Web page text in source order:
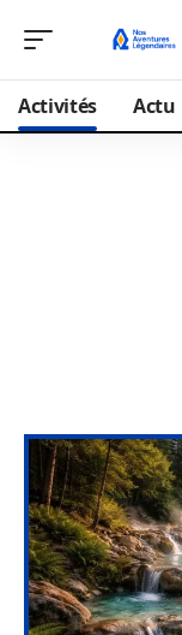
Activités Actu